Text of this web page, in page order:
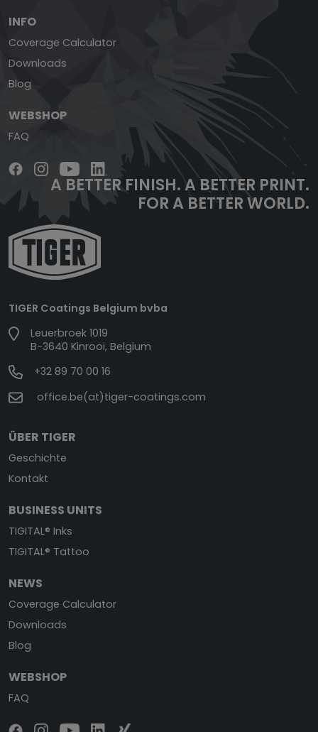
INFO
Coverage Calculator
Downloads
Blog
WEBSHOP
FAQ
A BETTER FINISH.A BETTER PRINT.
FOR A BETTER WORLD.
TIGER Coatings Belgium bvba
Leuerbroek 1019
B-3640 Kinrooi, Belgium
+32 89 70 00 16
office.be(at)tiger-coatings.com
ÜBER TIGER
Geschichte
Kontakt
BUSINESS UNITS
TIGITAL® Inks
TIGITAL® Tattoo
NEWS
Coverage Calculator
Downloads
Blog
WEBSHOP
FAQ